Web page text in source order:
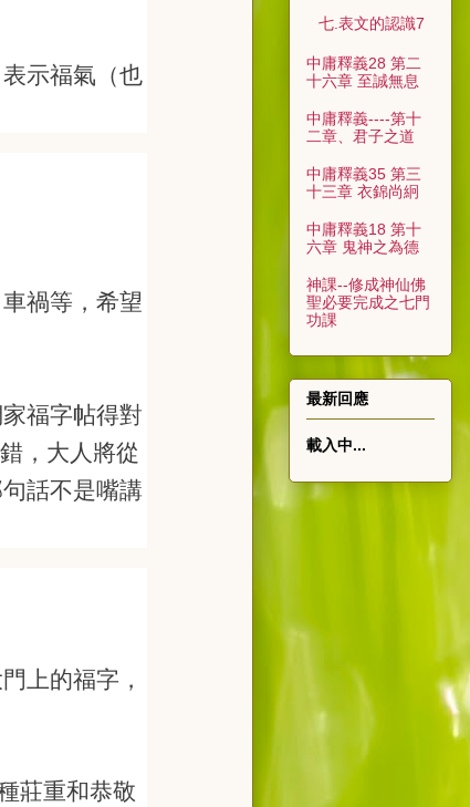
示福氣（也
禍等，希望
福字帖得對
，大人將從
話不是嘴講
上的福字，
莊重和恭敬
七.表文的認識7
中庸釋義28 第二
十六章 至誠無息
中庸釋義----第十
二章、君子之道
中庸釋義35 第三
十三章 衣錦尚絅
中庸釋義18 第十
六章 鬼神之為德
神課--修成神仙佛
聖必要完成之七門
功課
最新回應
載入中...